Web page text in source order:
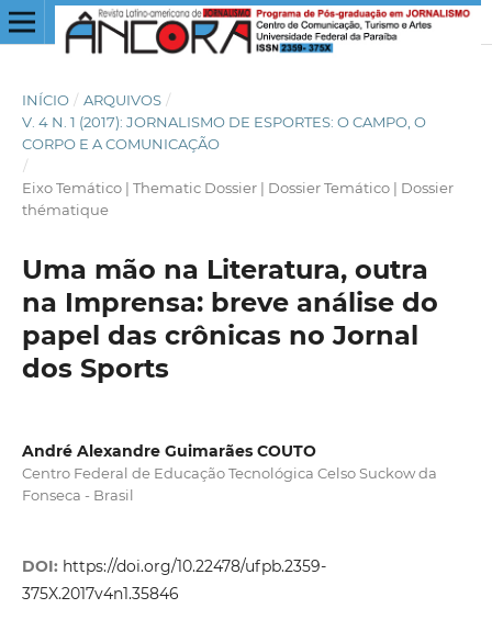
INÍCIO / ARQUIVOS /
V. 4 N. 1 (2017): JORNALISMO DE ESPORTES: O CAMPO, O
CORPO E A COMUNICAÇÃO
/
Eixo Temático | Thematic Dossier | Dossier Temático | Dossier
thématique
Uma mão na Literatura, outra
na Imprensa: breve análise do
papel das crônicas no Jornal
dos Sports
André Alexandre Guimarães COUTO
Centro Federal de Educação Tecnológica Celso Suckow da
Fonseca - Brasil
DOI: https://doi.org/10.22478/ufpb.2359-
375X.2017v4n1.35846